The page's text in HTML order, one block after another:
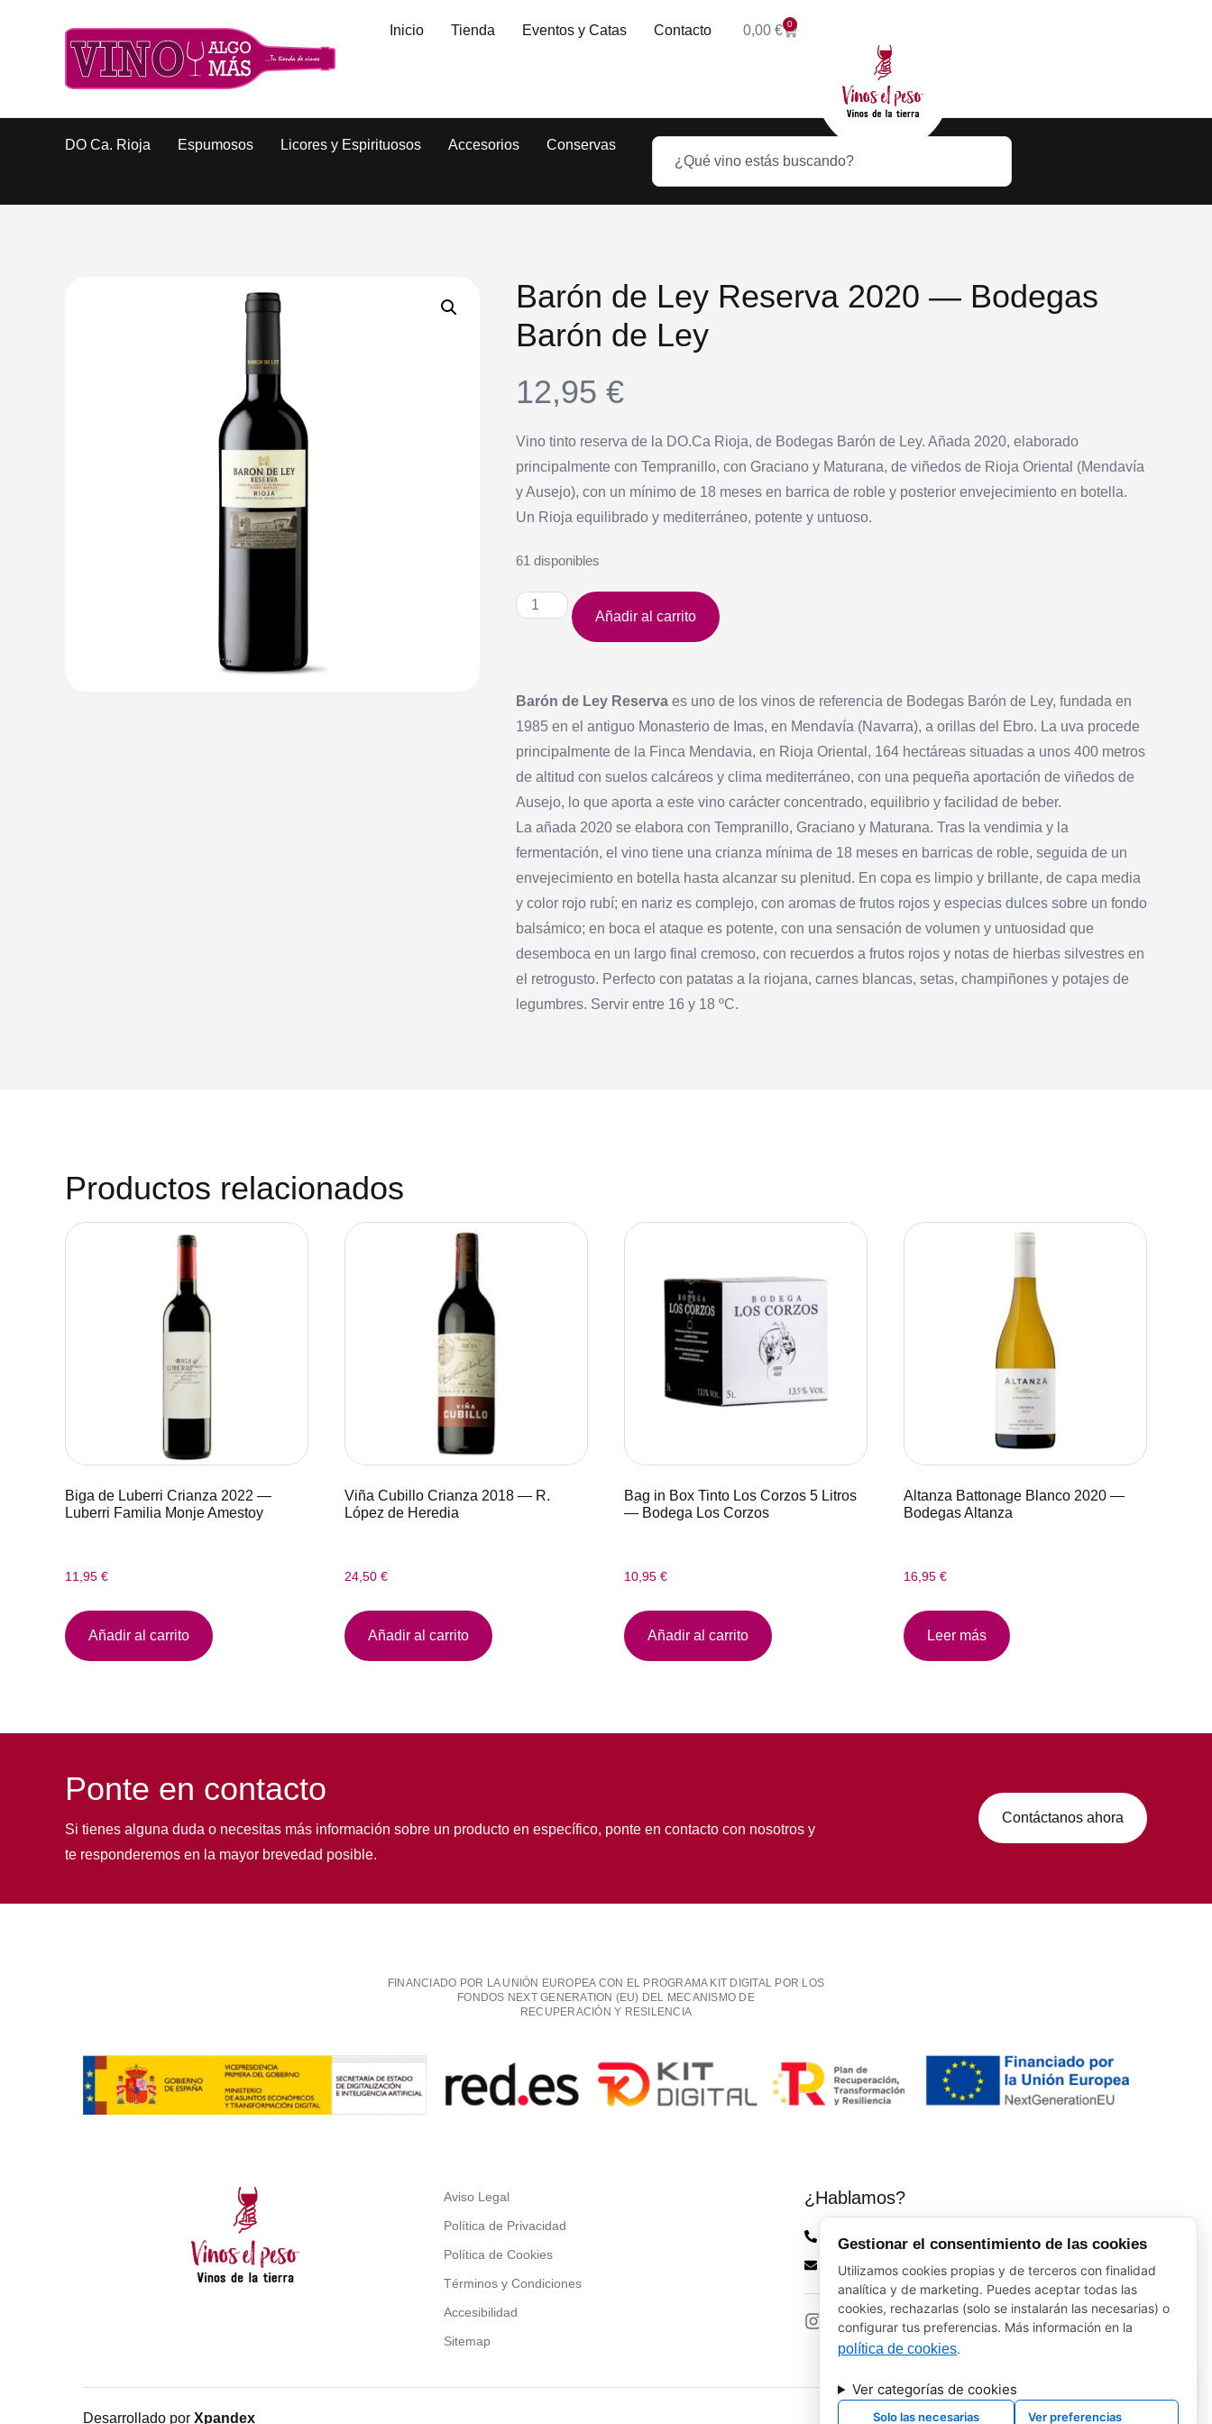
Inicio Tienda Eventos y Catas Contacto 0,00 € 0
DO Ca. Rioja Espumosos Licores y Espirituosos Accesorios Conservas
Barón de Ley Reserva 2020 — Bodegas
Barón de Ley
12,95 €
Vino tinto reserva de la DO.Ca Rioja, de Bodegas Barón de Ley. Añada 2020, elaborado
principalmente con Tempranillo, con Graciano y Maturana, de viñedos de Rioja Oriental (Mendavía
y Ausejo), con un mínimo de 18 meses en barrica de roble y posterior envejecimiento en botella.
Un Rioja equilibrado y mediterráneo, potente y untuoso.
61 disponibles
Añadir al carrito
Barón de Ley Reserva es uno de los vinos de referencia de Bodegas Barón de Ley, fundada en
1985 en el antiguo Monasterio de Imas, en Mendavía (Navarra), a orillas del Ebro. La uva procede
principalmente de la Finca Mendavia, en Rioja Oriental, 164 hectáreas situadas a unos 400 metros
de altitud con suelos calcáreos y clima mediterráneo, con una pequeña aportación de viñedos de
Ausejo, lo que aporta a este vino carácter concentrado, equilibrio y facilidad de beber.
La añada 2020 se elabora con Tempranillo, Graciano y Maturana. Tras la vendimia y la
fermentación, el vino tiene una crianza mínima de 18 meses en barricas de roble, seguida de un
envejecimiento en botella hasta alcanzar su plenitud. En copa es limpio y brillante, de capa media
y color rojo rubí; en nariz es complejo, con aromas de frutos rojos y especias dulces sobre un fondo
balsámico; en boca el ataque es potente, con una sensación de volumen y untuosidad que
desemboca en un largo final cremoso, con recuerdos a frutos rojos y notas de hierbas silvestres en
el retrogusto. Perfecto con patatas a la riojana, carnes blancas, setas, champiñones y potajes de
legumbres. Servir entre 16 y 18 ºC.
Productos relacionados
Biga de Luberri Crianza 2022 —
Luberri Familia Monje Amestoy
11,95 €
Añadir al carrito
Viña Cubillo Crianza 2018 — R.
López de Heredia
24,50 €
Añadir al carrito
Bag in Box Tinto Los Corzos 5 Litros
— Bodega Los Corzos
10,95 €
Añadir al carrito
Altanza Battonage Blanco 2020 —
Bodegas Altanza
16,95 €
Leer más
Ponte en contacto
Si tienes alguna duda o necesitas más información sobre un producto en específico, ponte en contacto con nosotros y
te responderemos en la mayor brevedad posible.
Contáctanos ahora
FINANCIADO POR LA UNIÓN EUROPEA CON EL PROGRAMA KIT DIGITAL POR LOS
FONDOS NEXT GENERATION (EU) DEL MECANISMO DE
RECUPERACIÓN Y RESILENCIA
Aviso Legal
Política de Privacidad
Política de Cookies
Términos y Condiciones
Accesibilidad
Sitemap
¿Hablamos?
Vinos El Peso: (+34) 941 226 120
elpeso@vinoyalgomas.com
Desarrollado por Xpandex
Gestionar el consentimiento de las cookies
Utilizamos cookies propias y de terceros con finalidad
analítica y de marketing. Puedes aceptar todas las
cookies, rechazarlas (solo se instalarán las necesarias) o
configurar tus preferencias. Más información en la
política de cookies.
Ver categorías de cookies
Solo las necesarias Ver preferencias